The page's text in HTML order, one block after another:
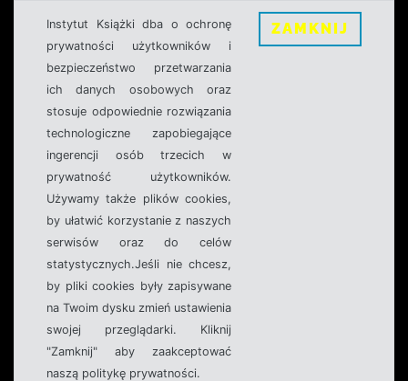
Instytut Książki dba o ochronę
prywatności użytkowników i
bezpieczeństwo przetwarzania
ich danych osobowych oraz
stosuje odpowiednie rozwiązania
technologiczne zapobiegające
ingerencji osób trzecich w
prywatność użytkowników.
Używamy także plików cookies,
by ułatwić korzystanie z naszych
serwisów oraz do celów
statystycznych.Jeśli nie chcesz,
by pliki cookies były zapisywane
na Twoim dysku zmień ustawienia
swojej przeglądarki. Kliknij
"Zamknij" aby zaakceptować
naszą politykę prywatności.
ZAMKNIJ